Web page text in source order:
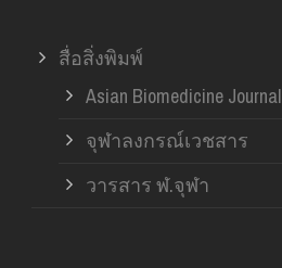
สื่อสิ่งพิมพ์
Asian Biomedicine Journal
จุฬาลงกรณ์เวชสาร
วารสาร ฬ.จุฬา